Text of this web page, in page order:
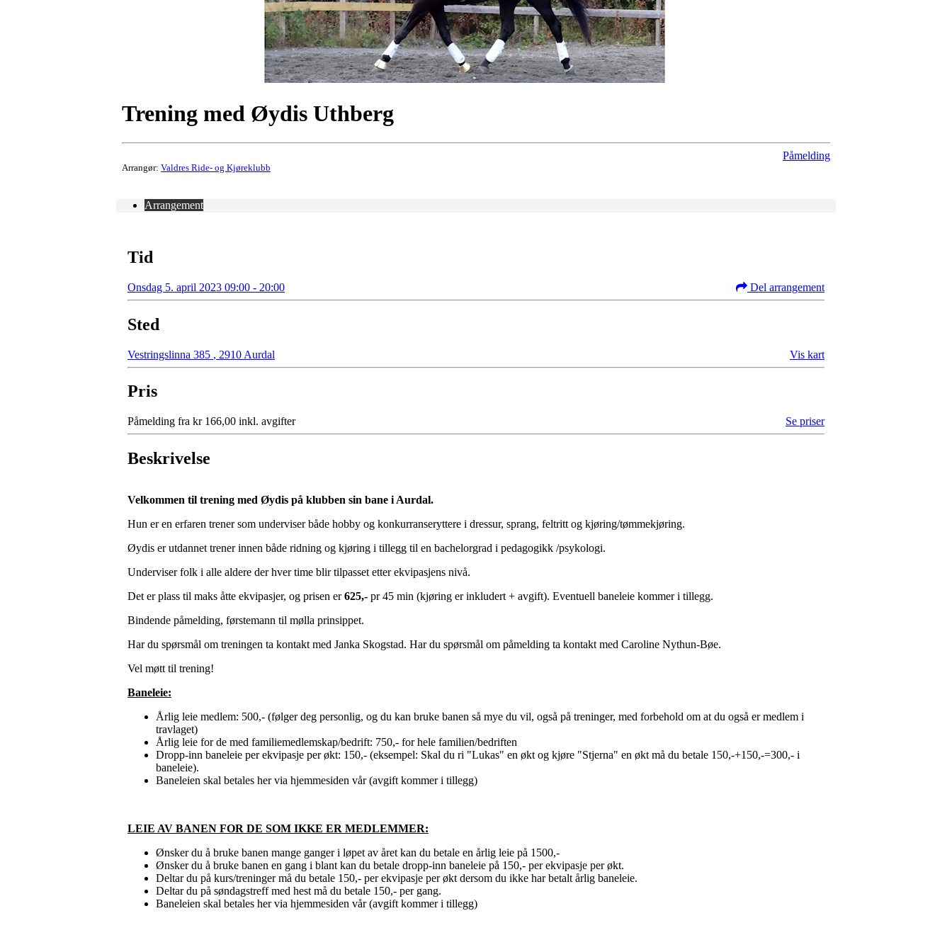
Trening med Øydis Uthberg
Arrangør: Valdres Ride- og Kjøreklubb
Påmelding
Arrangement
Tid
Onsdag 5. april 2023 09:00 - 20:00 Del arrangement
Sted
Vestringslinna 385 , 2910 Aurdal Vis kart
Pris
Påmelding fra kr 166,00 inkl. avgifter Se priser
Beskrivelse
Velkommen til trening med Øydis på klubben sin bane i Aurdal.
Hun er en erfaren trener som underviser både hobby og konkurranseryttere i dressur, sprang, feltritt og kjøring/tømmekjøring.
Øydis er utdannet trener innen både ridning og kjøring i tillegg til en bachelorgrad i pedagogikk /psykologi.
Underviser folk i alle aldere der hver time blir tilpasset etter ekvipasjens nivå.
Det er plass til maks åtte ekvipasjer, og prisen er625,- pr 45 min (kjøring er inkludert + avgift). Eventuell baneleie kommer i tillegg.
Bindende påmelding, førstemann til mølla prinsippet.
Har du spørsmål om treningen ta kontakt med Janka Skogstad. Har du spørsmål om påmelding ta kontakt med Caroline Nythun-Bøe.
Vel møtt til trening!
Baneleie:
Årlig leie medlem: 500,- (følger deg personlig, og du kan bruke banen så mye du vil, også på treninger, med forbehold om at du også er medlem i
travlaget)
Årlig leie for de med familiemedlemskap/bedrift: 750,- for hele familien/bedriften
Dropp-inn baneleie per ekvipasje per økt: 150,- (eksempel: Skal du ri "Lukas" en økt og kjøre "Stjerna" en økt må du betale 150,-+150,-=300,- i
baneleie).
Baneleien skal betales her via hjemmesiden vår (avgift kommer i tillegg)
LEIE AV BANEN FOR DE SOM IKKE ER MEDLEMMER:
Ønsker du å bruke banen mange ganger i løpet av året kan du betale en årlig leie på 1500,-
Ønsker du å bruke banen en gang i blant kan du betale dropp-inn baneleie på 150,- per ekvipasje per økt.
Deltar du på kurs/treninger må du betale 150,- per ekvipasje per økt dersom du ikke har betalt årlig baneleie.
Deltar du på søndagstreff med hest må du betale 150,- per gang.
Baneleien skal betales her via hjemmesiden vår (avgift kommer i tillegg)